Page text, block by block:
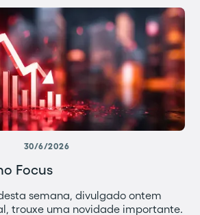
30/6/2026
Focus
semana, divulgado ontem
trouxe uma novidade importante.